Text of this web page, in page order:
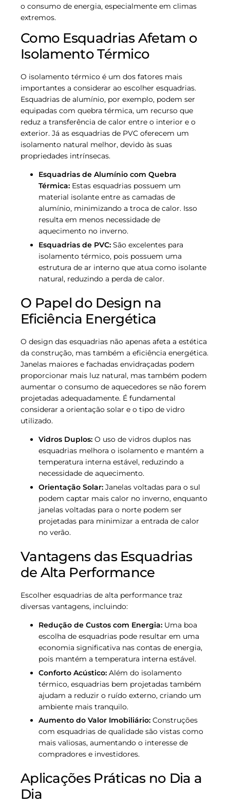
o consumo de energia, especialmente em climas
extremos.
Como Esquadrias Afetam o
Isolamento Térmico
O isolamento térmico é um dos fatores mais
importantes a considerar ao escolher esquadrias.
Esquadrias de alumínio, por exemplo, podem ser
equipadas com quebra térmica, um recurso que
reduz a transferência de calor entre o interior e o
exterior. Já as esquadrias de PVC oferecem um
isolamento natural melhor, devido às suas
propriedades intrínsecas.
Esquadrias de Alumínio com Quebra
Térmica: Estas esquadrias possuem um
material isolante entre as camadas de
alumínio, minimizando a troca de calor. Isso
resulta em menos necessidade de
aquecimento no inverno.
Esquadrias de PVC: São excelentes para
isolamento térmico, pois possuem uma
estrutura de ar interno que atua como isolante
natural, reduzindo a perda de calor.
O Papel do Design na
Eficiência Energética
O design das esquadrias não apenas afeta a estética
da construção, mas também a eficiência energética.
Janelas maiores e fachadas envidraçadas podem
proporcionar mais luz natural, mas também podem
aumentar o consumo de aquecedores se não forem
projetadas adequadamente. É fundamental
considerar a orientação solar e o tipo de vidro
utilizado.
Vidros Duplos: O uso de vidros duplos nas
esquadrias melhora o isolamento e mantém a
temperatura interna estável, reduzindo a
necessidade de aquecimento.
Orientação Solar: Janelas voltadas para o sul
podem captar mais calor no inverno, enquanto
janelas voltadas para o norte podem ser
projetadas para minimizar a entrada de calor
no verão.
Vantagens das Esquadrias
de Alta Performance
Escolher esquadrias de alta performance traz
diversas vantagens, incluindo:
Redução de Custos com Energia: Uma boa
escolha de esquadrias pode resultar em uma
economia significativa nas contas de energia,
pois mantém a temperatura interna estável.
Conforto Acústico: Além do isolamento
térmico, esquadrias bem projetadas também
ajudam a reduzir o ruído externo, criando um
ambiente mais tranquilo.
Aumento do Valor Imobiliário: Construções
com esquadrias de qualidade são vistas como
mais valiosas, aumentando o interesse de
compradores e investidores.
Aplicações Práticas no Dia a
Dia